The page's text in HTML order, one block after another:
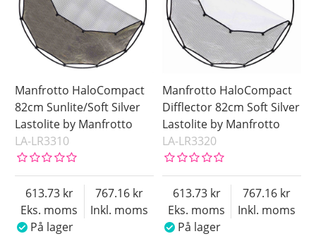
Manfrotto HaloCompact
82cm Sunlite/Soft Silver
Lastolite by Manfrotto
LA-LR3310
Eks. moms
613.73
Inkl. moms
767.16
På lager
Manfrotto HaloCompact
Difflector 82cm Soft Silver
Lastolite by Manfrotto
LA-LR3320
Eks. moms
613.73
Inkl. moms
767.16
På lager